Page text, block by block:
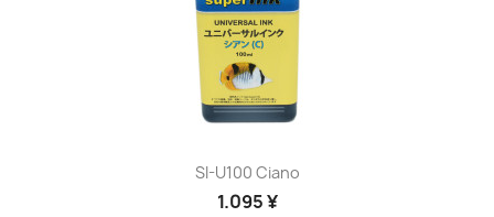
SI-U100 Ciano
1.095 ¥